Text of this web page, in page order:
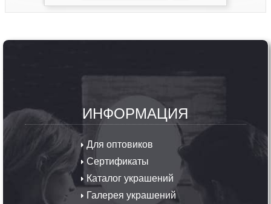
ИНФОРМАЦИЯ
Для оптовиков
Сертификаты
Каталог украшений
Галерея украшений